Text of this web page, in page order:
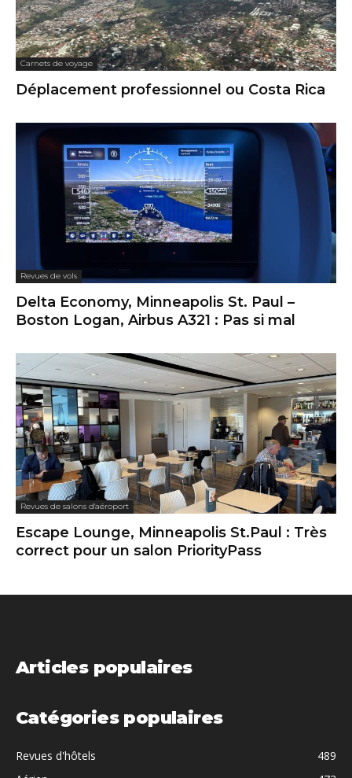
Carnets de voyage
Déplacement professionnel ou Costa Rica
Revues de vols
Delta Economy, Minneapolis St. Paul –
Boston Logan, Airbus A321 : Pas si mal
Revues de salons d'aéroport
Escape Lounge, Minneapolis St.Paul : Très
correct pour un salon PriorityPass
Articles populaires
Catégories populaires
Revues d'hôtels
489